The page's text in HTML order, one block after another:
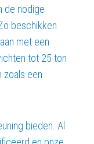
de nodige
beschikken
met een
tot 25 ton
zoals een
bieden. Al